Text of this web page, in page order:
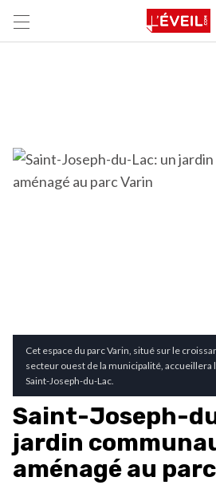
Cet espace du parc Varin, situé sur le
secteur ouest de la municipalité,
Saint-Joseph-du-Lac.
Saint-Joseph-
jardin
aménagé au